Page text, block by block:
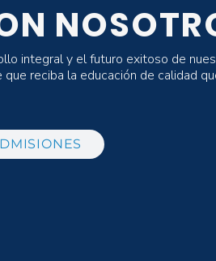
integral y el futuro exitoso de
que reciba la educación de calidad